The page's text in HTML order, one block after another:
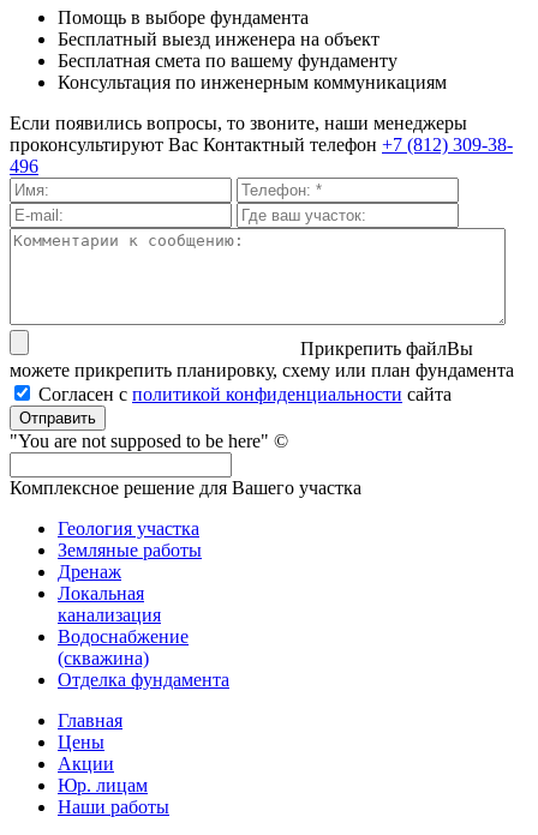
Помощь в выборе фундамента
Бесплатный выезд инженера на объект
Бесплатная смета по вашему фундаменту
Консультация по инженерным коммуникациям
Если появились вопросы, то звоните, наши менеджеры
проконсультируют Вас Контактный телефон +7 (812) 309-38-
496
Прикрепить файлВы
можете прикрепить планировку, схему или план фундамента
Согласен с политикой кон­фи­ден­ци­аль­нос­ти сайта
Отправить
"You are not supposed to be here" ©
Комплексное решение для Вашего участка
Геология участка
Земляные работы
Дренаж
Локальная
канализация
Водоснабжение
(скважина)
Отделка фундамента
Главная
Цены
Акции
Юр. лицам
Наши работы